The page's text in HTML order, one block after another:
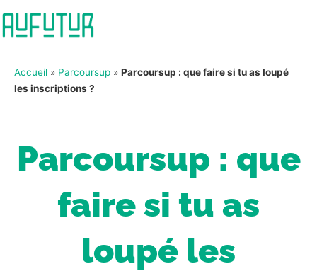
Accueil » Parcoursup » Parcoursup : que faire si tu as loupé
les inscriptions ?
Parcoursup : que
faire si tu as
loupé les